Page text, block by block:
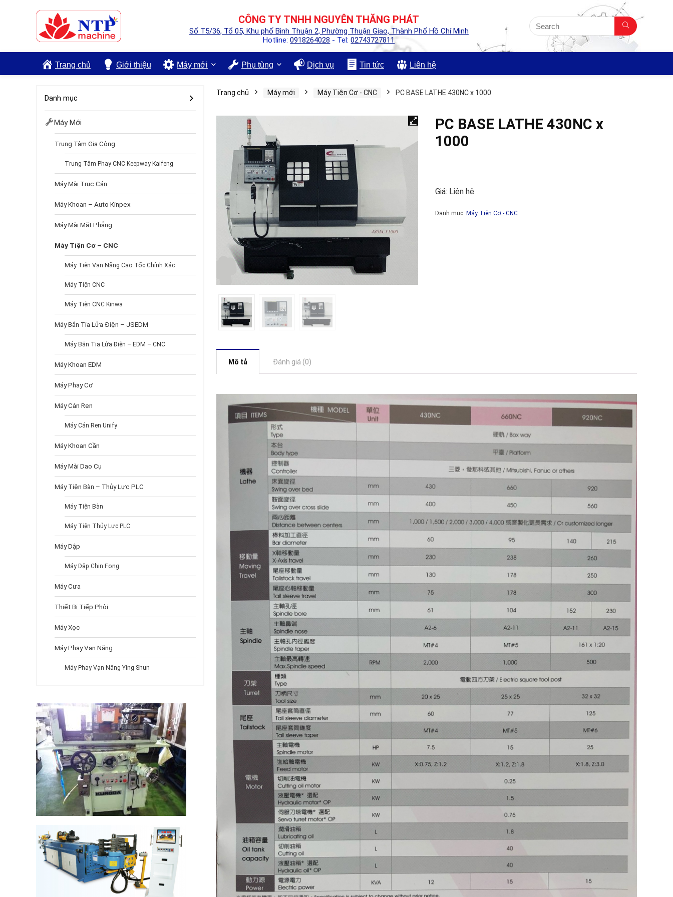
CÔNG TY TNHH NGUYÊN THĂNG PHÁT
Số T5/36, Tổ 05, Khu phố Bình Thuận 2, Phường Thuận Giao, Thành Phố Hồ Chí Minh
Hotline:0918264028 - Tel:02743727811
Trang chủ Giới thiệu Máy mới Phụ tùng Dịch vụ Tin tức Liên hệ
Trang chủ Máy mới Máy Tiện Cơ - CNC PC BASE LATHE 430NC x 1000
PC BASE LATHE 430NC x
1000
Giá: Liên hệ
Danh mục: Máy Tiện Cơ - CNC
Mô tả Đánh giá (0)
Danh mục
Máy Mới
Trung Tâm Gia Công
Trung Tâm Phay CNC Keepway Kaifeng
Máy Mài Trục Cán
Máy Khoan – Auto Kinpex
Máy Mài Mặt Phẳng
Máy Tiện Cơ – CNC
Máy Tiện Vạn Năng Cao Tốc Chính Xác
Máy Tiện CNC
Máy Tiện CNC Kinwa
Máy Bắn Tia Lửa Điện – JSEDM
Máy Bắn Tia Lửa Điện – EDM – CNC
Máy Khoan EDM
Máy Phay Cơ
Máy Cán Ren
Máy Cán Ren Unify
Máy Khoan Cần
Máy Mài Dao Cụ
Máy Tiện Bàn – Thủy Lực PLC
Máy Tiện Bàn
Máy Tiện Thủy Lực PLC
Máy Dập
Máy Dập Chin Fong
Máy Cưa
Thiết Bị Tiếp Phôi
Máy Xọc
Máy Phay Vạn Năng
Máy Phay Vạn Năng Ying Shun